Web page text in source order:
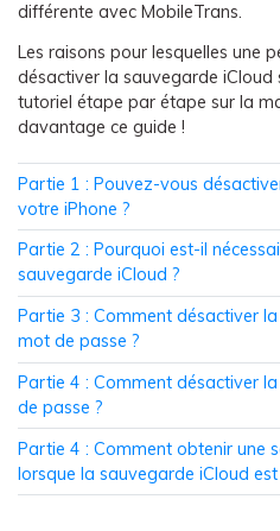
différente avec MobileTrans.
Les raisons pour lesquelles une
désactiver la sauvegarde iCloud
tutoriel étape par étape sur la
davantage ce guide !
Partie 1 : Pouvez-vous
votre iPhone ?
Partie 2 : Pourquoi est-il
sauvegarde iCloud ?
Partie 3 : Comment désactiver
mot de passe ?
Partie 4 : Comment désactiver
de passe ?
Partie 4 : Comment obtenir une
lorsque la sauvegarde iCloud